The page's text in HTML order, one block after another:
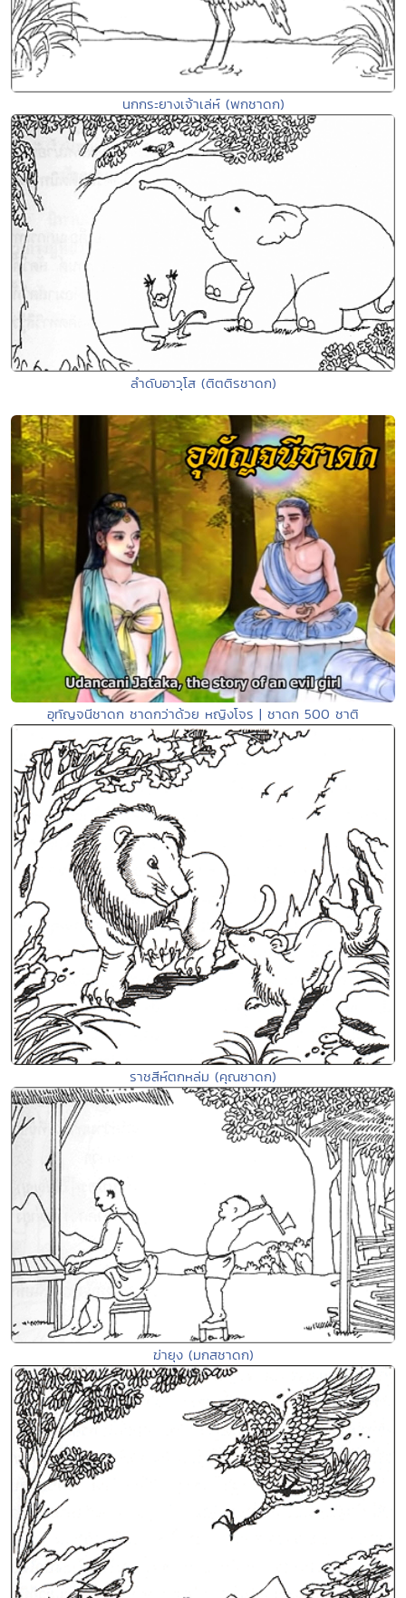
นกกระยางเจ้าเล่ห์ (พกชาดก)
ลำดับอาวุโส (ติตติรชาดก)
อุทัญจนีชาดก ชาดกว่าด้วย หญิงโจร | ชาดก 500 ชาติ
ราชสีห์ตกหล่ม (คุณชาดก)
ฆ่ายุง (มกสชาดก)